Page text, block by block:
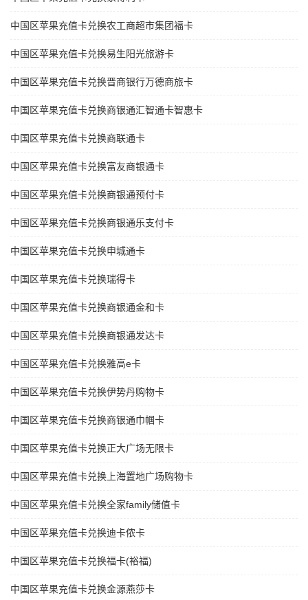
中国区苹果充值卡兑换农工商超市集团福卡
中国区苹果充值卡兑换易生阳光旅游卡
中国区苹果充值卡兑换晋商银行万德商旅卡
中国区苹果充值卡兑换商银通汇智通卡智惠卡
中国区苹果充值卡兑换商联通卡
中国区苹果充值卡兑换富友商银通卡
中国区苹果充值卡兑换商银通预付卡
中国区苹果充值卡兑换商银通乐支付卡
中国区苹果充值卡兑换申城通卡
中国区苹果充值卡兑换瑞得卡
中国区苹果充值卡兑换商银通金和卡
中国区苹果充值卡兑换商银通发达卡
中国区苹果充值卡兑换雅高e卡
中国区苹果充值卡兑换伊势丹购物卡
中国区苹果充值卡兑换商银通巾帼卡
中国区苹果充值卡兑换正大广场无限卡
中国区苹果充值卡兑换上海置地广场购物卡
中国区苹果充值卡兑换全家family储值卡
中国区苹果充值卡兑换迪卡侬卡
中国区苹果充值卡兑换福卡(裕福)
中国区苹果充值卡兑换金源燕莎卡